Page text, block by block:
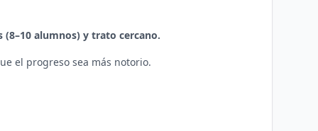
(8–10 alumnos) y trato cercano.
el progreso sea más notorio.